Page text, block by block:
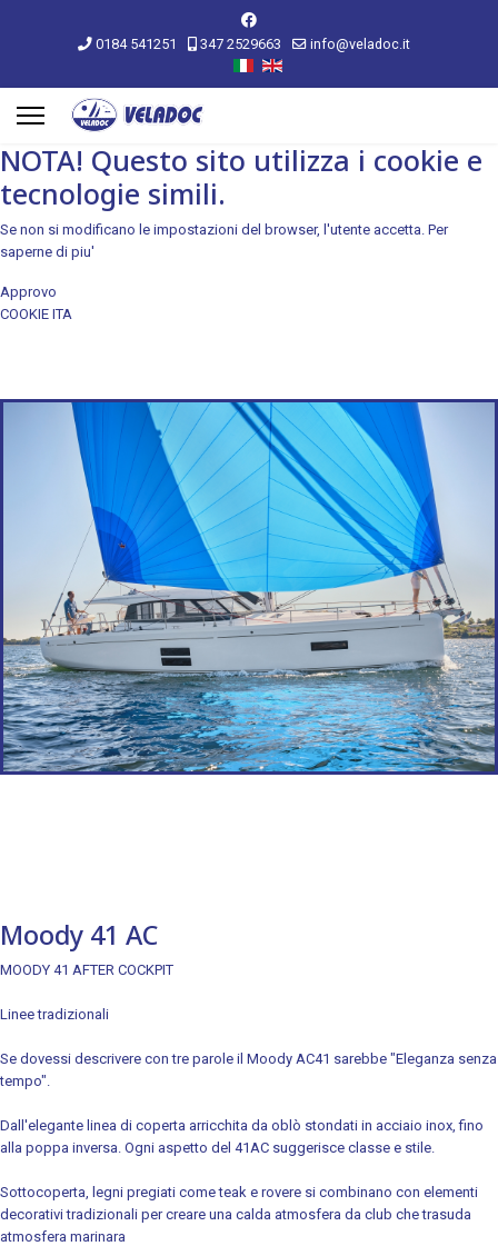
0184 541251 347 2529663 info@veladoc.it
NOTA! Questo sito utilizza i cookie e
tecnologie simili.
Se non si modificano le impostazioni del browser, l'utente accetta. Per
saperne di piu'
Approvo
COOKIE ITA
Moody 41 AC
MOODY 41 AFTER COCKPIT
Linee tradizionali
Se dovessi descrivere con tre parole il Moody AC41 sarebbe "Eleganza senza
tempo".
Dall'elegante linea di coperta arricchita da oblò stondati in acciaio inox, fino
alla poppa inversa. Ogni aspetto del 41AC suggerisce classe e stile.
Sottocoperta, legni pregiati come teak e rovere si combinano con elementi
decorativi tradizionali per creare una calda atmosfera da club che trasuda
atmosfera marinara